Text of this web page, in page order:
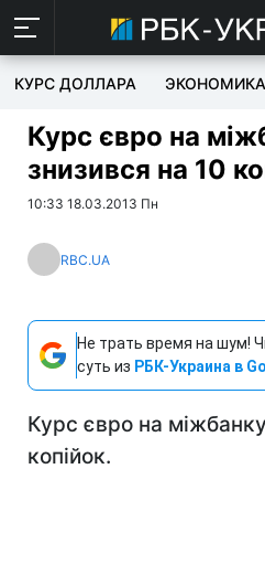
КУРС ДОЛЛАРА ЭКОНОМИКА
Курс євро на
знизився на 10
10:33 18.03.2013 Пн
RBC.UA
Не трать время на шум!
суть из РБК-Украина в
Курс євро на
копійок.